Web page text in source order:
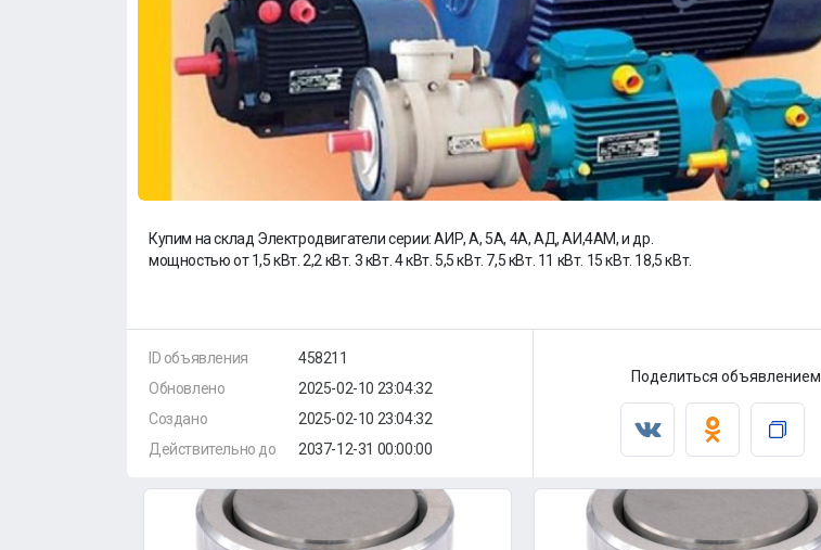
Купим на склад Электродвигатели серии: АИР, А, 5А, 4А, АД, АИ,4АМ, и др.
мощностью от 1,5 кВт. 2,2 кВт. 3 кВт. 4 кВт. 5,5 кВт. 7,5 кВт. 11 кВт. 15 кВт. 18,5 кВт.
ID объявления
Обновлено
Создано
Действительно до
458211
2025-02-10 23:04:32
2025-02-10 23:04:32
2037-12-31 00:00:00
Поделиться объявлением